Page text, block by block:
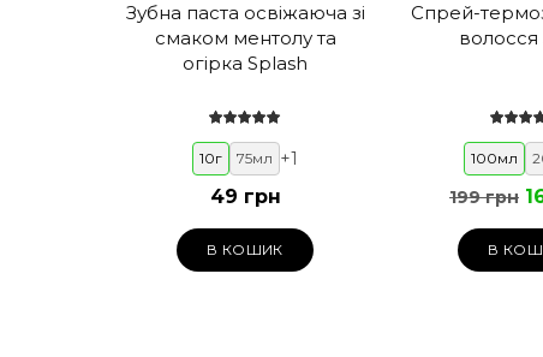
Зубна паста освіжаюча зі
смаком ментолу та
огірка Splash
10г 75мл +1
49 грн
В КОШИК
Спрей-
волосся
100мл
199 грн
В